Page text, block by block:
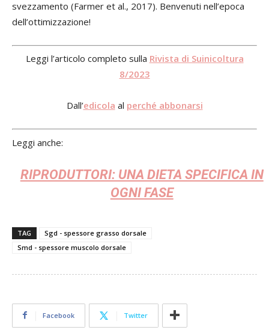
svezzamento (Farmer et al., 2017). Benvenuti nell’epoca
dell’ottimizzazione!
Leggi l’articolo completo sulla Rivista di Suinicoltura
8/2023
Dall’edicola al perché abbonarsi
Leggi anche:
RIPRODUTTORI: UNA DIETA SPECIFICA IN
OGNI FASE
TAG
Sgd - spessore grasso dorsale
Smd - spessore muscolo dorsale
Facebook Twitter